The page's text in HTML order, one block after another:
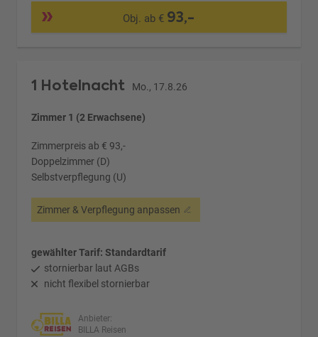
Obj. ab € 93,-
1 Hotelnacht Mo., 17.8.26
Zimmer 1 (2 Erwachsene)
Zimmerpreis ab € 93,-
Doppelzimmer (D)
Selbstverpflegung (U)
Zimmer & Verpflegung anpassen
gewählter Tarif: Standardtarif
stornierbar laut AGBs
nicht flexibel stornierbar
Anbieter:
BILLA Reisen